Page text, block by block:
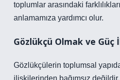
toplumlar arasındaki farklılıkları
anlamamıza yardımcı olur.
Gözlükçü Olmak ve Güç
Gözlükçülerin toplumsal
ilişkilerinden bağımsız